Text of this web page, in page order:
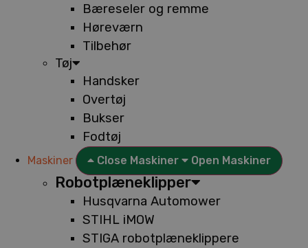
Bæreseler og remme
Høreværn
Tilbehør
Tøj
Handsker
Overtøj
Bukser
Fodtøj
Maskiner Close Maskiner Open Maskiner
Robotplæneklipper
Husqvarna Automower
STIHL iMOW
STIGA robotplæneklippere